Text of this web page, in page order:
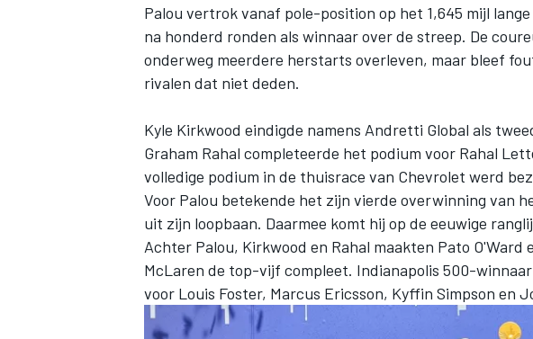
WEC DTM
Palou vertrok vanaf pole-position op het 1,645 mijl
na honderd ronden als winnaar over de streep. De
onderweg meerdere herstarts overleven, maar bleef
rivalen dat niet deden.
Kyle Kirkwood eindigde namens Andretti Global als
Graham Rahal completeerde het podium voor Rahal
volledige podium in de thuisrace van Chevrolet werd
Voor Palou betekende het zijn vierde overwinning van
uit zijn loopbaan. Daarmee komt hij op de eeuwige
Achter Palou, Kirkwood en Rahal maakten Pato O'Ward
McLaren de top-vijf compleet. Indianapolis 500-winnaar
voor Louis Foster, Marcus Ericsson, Kyffin Simpson en